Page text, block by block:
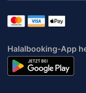
Halalbooking-App